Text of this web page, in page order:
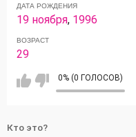
ДАТА РОЖДЕНИЯ
19 ноября, 1996
ВОЗРАСТ
29
0% (0 ГОЛОСОВ)
Кто это?